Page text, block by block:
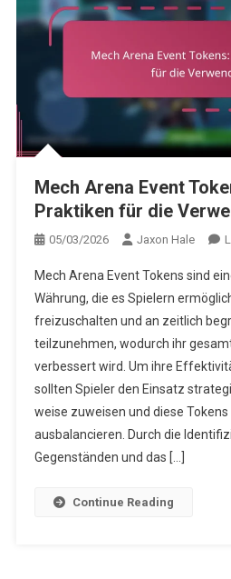
Mech Arena Event
Praktiken für die
05/03/2026 Jaxon Hale
Mech Arena Event Tokens sind
Währung, die es Spielern
freizuschalten und an zeitlich
teilzunehmen, wodurch ihr
verbessert wird. Um ihre
sollten Spieler den Einsatz
weise zuweisen und diese
ausbalancieren. Durch die
Gegenständen und das […]
Continue Reading